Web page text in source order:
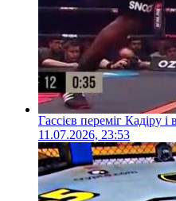
Гассієв переміг Кадіру
11.07.2026, 23:53